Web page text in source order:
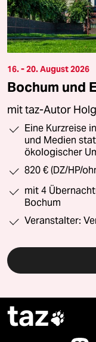
16. - 20. August 2026
Bochum und
mit taz-Autor
Eine Kurzreise
und Medien
ökologischer
820 € (DZ/HP/
mit 4
Bochum
Veranstalter:
taz